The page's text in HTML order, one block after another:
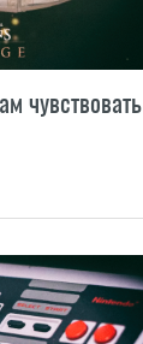
чувствовать